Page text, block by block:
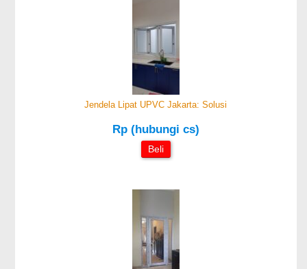
Jendela Lipat UPVC Jakarta: Solusi
Rp (hubungi cs)
Beli